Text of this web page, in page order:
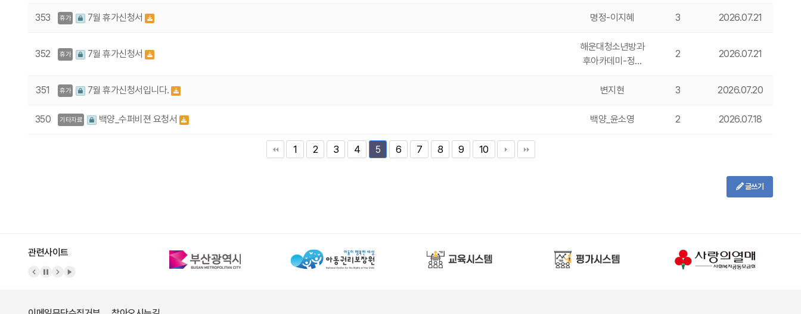
353 휴가 7월 휴가신청서 명정-이지혜 3 2026.07.21
352 휴가 7월 휴가신청서
해운대청소년방과
후아카데미-정…
2 2026.07.21
351 휴가 7월 휴가신청서입니다. 변지현 3 2026.07.20
350 기타자료 백양_수퍼비젼 요청서 백양_윤소영 2 2026.07.18
1 2 3 4 5 6 7 8 9 10
글쓰기
관련사이트